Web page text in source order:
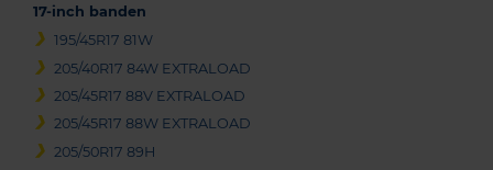
17-inch banden
195/45R17 81W
205/40R17 84W EXTRALOAD
205/45R17 88V EXTRALOAD
205/45R17 88W EXTRALOAD
205/50R17 89H